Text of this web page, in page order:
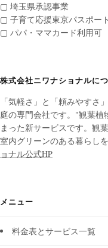
▢ 埼玉県承認事業
▢ 子育て応援東京パスポー
▢ パパ・ママカード利用可
株式会社ニワナショナルに
「気軽さ」と「頼みやすさ
庭の専門会社です。"観葉
まった新サービスです。観
室内グリーンのある暮らし
ョナル公式HP
メニュー
料金表とサービス一覧